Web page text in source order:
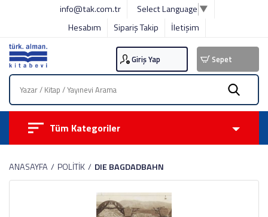
info@tak.com.tr Select Language ▼
Hesabım
Sipariş Takip İletişim
Giriş Yap Sepet
Tüm Kategoriler
ANASAYFA POLİTİK DIE BAGDADBAHN